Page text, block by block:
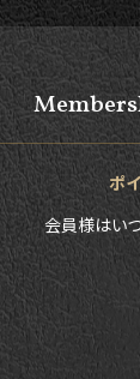
ポ
会員様はい